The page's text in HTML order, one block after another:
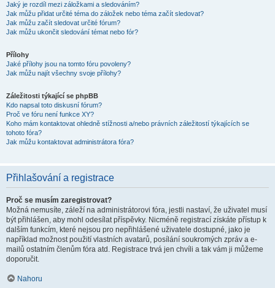
Jaký je rozdíl mezi záložkami a sledováním?
Jak můžu přidat určité téma do záložek nebo téma začít sledovat?
Jak můžu začít sledovat určité fórum?
Jak můžu ukončit sledování témat nebo fór?
Přílohy
Jaké přílohy jsou na tomto fóru povoleny?
Jak můžu najít všechny svoje přílohy?
Záležitosti týkající se phpBB
Kdo napsal toto diskusní fórum?
Proč ve fóru není funkce XY?
Koho mám kontaktovat ohledně stížnosti a/nebo právních záležitostí týkajících se
tohoto fóra?
Jak můžu kontaktovat administrátora fóra?
Přihlašování a registrace
Proč se musím zaregistrovat?
Možná nemusíte, záleží na administrátorovi fóra, jestli nastaví, že uživatel musí
být přihlášen, aby mohl odesílat příspěvky. Nicméně registrací získáte přístup k
dalším funkcím, které nejsou pro nepřihlášené uživatele dostupné, jako je
například možnost použití vlastních avatarů, posílání soukromých zpráv a e-
mailů ostatním členům fóra atd. Registrace trvá jen chvíli a tak vám ji můžeme
doporučit.
Nahoru